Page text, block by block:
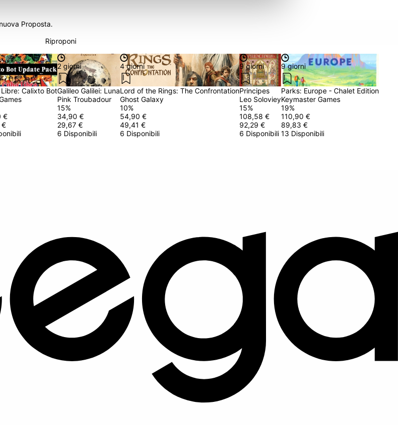
Proposta.
Riproponi
Calixto Bot
€
€
2 giorni
Galileo Galilei: Luna
Pink Troubadour
15%
34,90 €
29,67 €
6 Disponibili
4 giorni
Lord of the Rings: The Confrontation
Ghost Galaxy
10%
54,90 €
49,41 €
6 Disponibili
9 giorni
Principes
Leo Soloviey
15%
108,58 €
92,29 €
6 Disponibili
9 giorni
Parks: Europe - Chalet Edition
Keymaster Games
19%
110,90 €
89,83 €
13 Disponibili